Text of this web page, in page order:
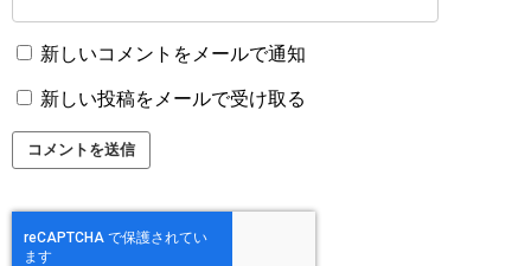
新しいコメントをメールで通知
新しい投稿をメールで受け取る